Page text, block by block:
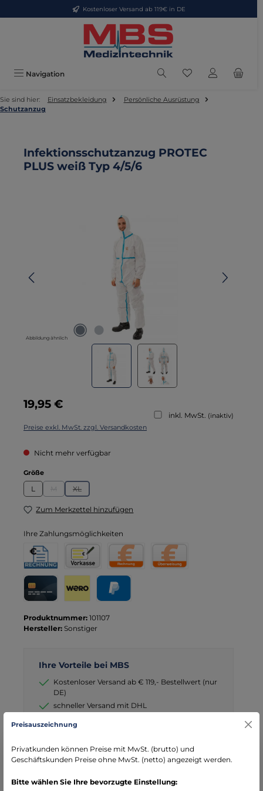
Zum Hauptinhalt springenKostenloser Versand ab 119€ in DE
Navigation Du hast 0
Sie sind hier: Einsatzbekleidung
Persönliche Ausrüstung
Schutzanzug
Infektionsschutzanzug PROTEC
PLUS weiß Typ 4/5/6
Abbildung ähnlich
Regulärer Preis:
19,95 €
inkl. MwSt. (inaktiv)
Preise exkl. MwSt. zzgl. Versandkosten
Nicht mehr verfügbar
Größeauswählen
L
(Diese Option ist zurzeit nicht verfügbar.)
XL
(Diese Option ist zurzeit nicht verfügbar.)
Zum Merkzettel hinzufügen
Ihre Zahlungsmöglichkeiten
Rechnung
Rechnung für Behörden
Vorkasse
Produktnummer: 101107
Hersteller: Sonstiger
Ihre Vorteile bei MBS
Kostenloser Versand ab € 119,- Bestellwert (nur
DE)
schneller Versand mit DHL
Bereich Notfallmedizin
Preisauszeichnung
Privatkunden können Preise mit MwSt. (brutto) und
Geschäftskunden Preise ohne MwSt. (netto) angezeigt werden.
Bitte wählen Sie Ihre bevorzugte Einstellung: